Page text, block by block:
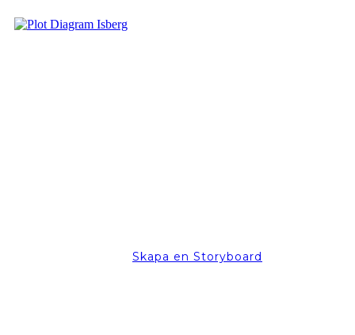
Skapa en Storyboard